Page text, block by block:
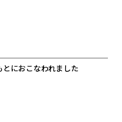
におこなわれました